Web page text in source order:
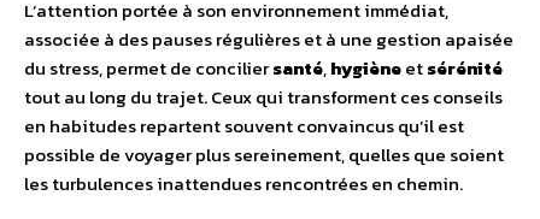
L’attention portée à son environnement immédiat,
associée à des pauses régulières et à une gestion apaisée
du stress, permet de conciliersanté,hygièneetsérénité
tout au long du trajet. Ceux qui transforment ces conseils
en habitudes repartent souvent convaincus qu’il est
possible de voyager plus sereinement, quelles que soient
les turbulences inattendues rencontrées en chemin.